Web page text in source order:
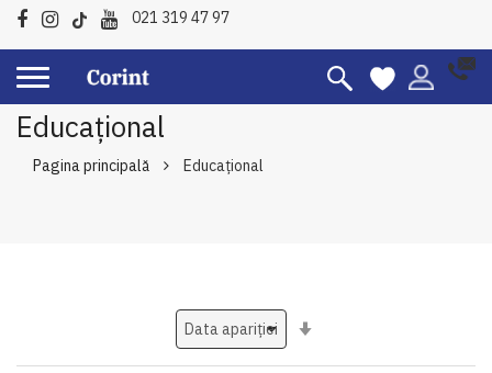
021 319 47 97
Educațional
Pagina principală Educațional